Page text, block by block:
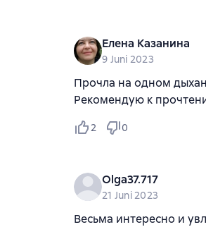
Елена Казанина
9 Juni 2023
Прочла на одном
Рекомендую к
2 0
Olga37.717
21 Juni 2023
Весьма интересно и